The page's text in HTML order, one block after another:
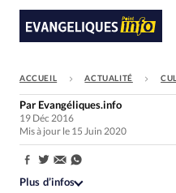
Faire un don
Société
ACCUEIL ACTUALITÉ
Par Evangéliques.info
19 Déc 2016
Mis à jour le 15 Juin 2020
Partager:
Plus d’infos